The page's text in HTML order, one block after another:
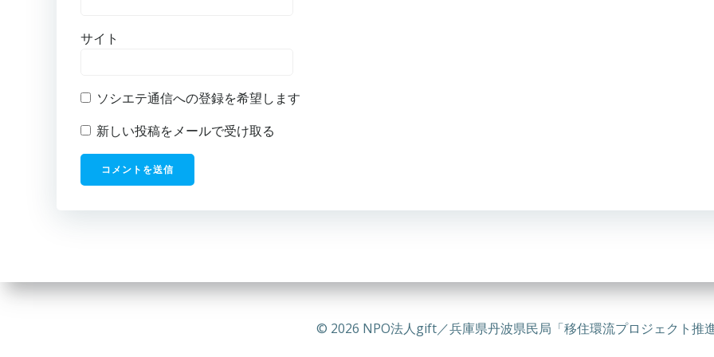
サイト
ソシエテ通信への登録を希望します
新しい投稿をメールで受け取る
© 2026 NPO法人gift／兵庫県丹波県民局「移住環流プロジェクト推